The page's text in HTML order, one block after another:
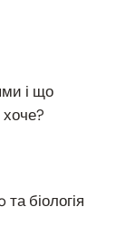
і що
біологія